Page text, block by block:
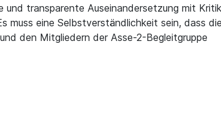
und transparente Auseinandersetzung mit
muss eine Selbstverständlichkeit sein, dass die
den Mitgliedern der Asse-2-Begleitgruppe